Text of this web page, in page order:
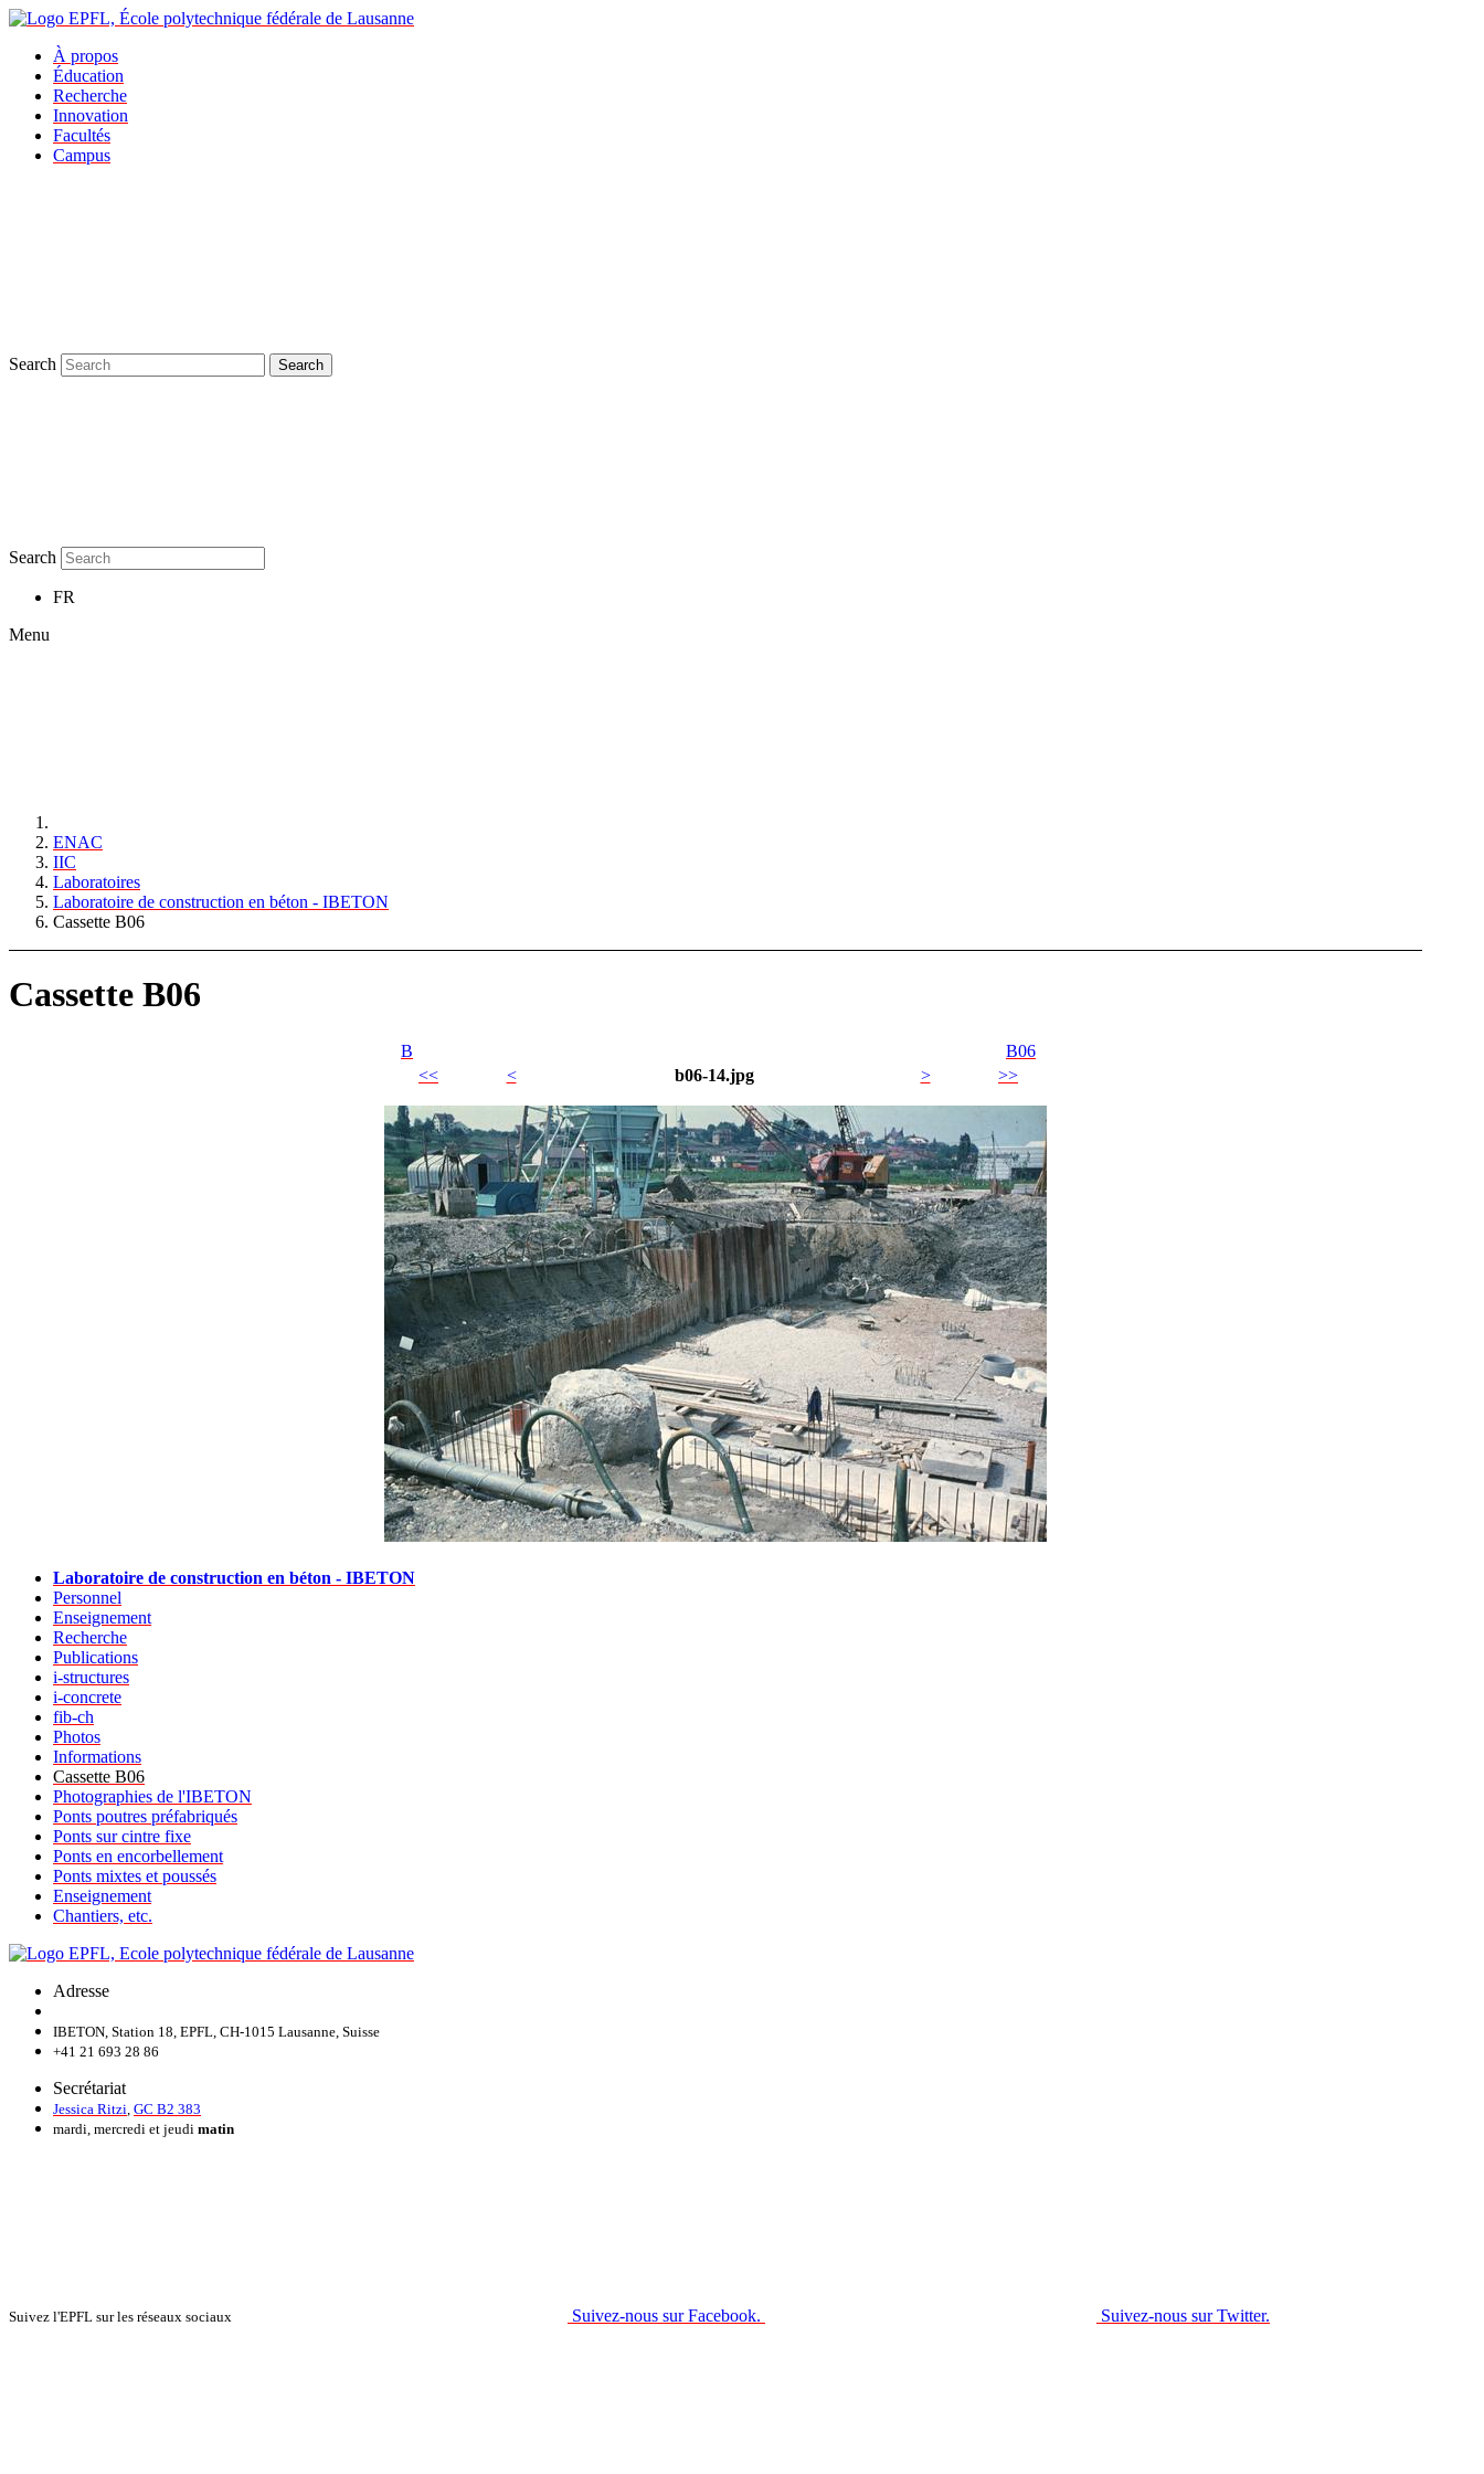
À propos
Éducation
Recherche
Innovation
Facultés
Campus
Search Search
Search
FR
Menu
ENAC
IIC
Laboratoires
Laboratoire de construction en béton - IBETON
Cassette B06
Cassette B06
B
B06
<<
< b06-14.jpg > >>
Laboratoire de construction en béton - IBETON
Personnel
Enseignement
Recherche
Publications
i-structures
i-concrete
fib-ch
Photos
Informations
Cassette B06
Photographies de l'IBETON
Ponts poutres préfabriqués
Ponts sur cintre fixe
Ponts en encorbellement
Ponts mixtes et poussés
Enseignement
Chantiers, etc.
Adresse
IBETON, Station 18, EPFL, CH-1015 Lausanne, Suisse
+41 21 693 28 86
Secrétariat
Jessica Ritzi GC B2 383
mardi, mercredi et jeudi matin
Suivez l'EPFL sur les réseaux sociaux Suivez-nous sur Facebook. Suivez-nous sur Twitter.